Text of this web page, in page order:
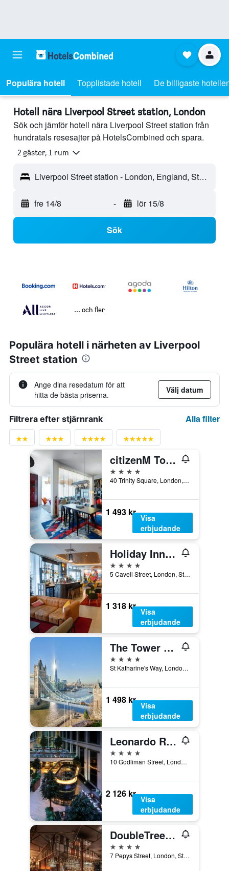
Populära hotell Topplistade hotell De billigaste
Hotell nära Liverpool Street station, London
Sök och jämför hotell nära Liverpool Street station från
hundratals resesajter på HotelsCombined och spara.
2 gäster, 1 rum
Liverpool Street station - London, England, Storbritannien
fre 14/8 - lör 15/8
Sök
... och fler
Populära hotell i närheten av Liverpool
Street station
Ange dina resedatum för att
hitta de bästa priserna.
Välj datum
Filtrera efter stjärnrank Alla filter
citizenM Tower of London
4 stjärnor
40 Trinity Square, London, Storbritannien
1 493 kr
Visa
erbjudande
Holiday Inn London - Whitechapel By IHG
4 stjärnor
5 Cavell Street, London, Storbritannien
1 318 kr
Visa
erbjudande
The Tower Hotel, by Thistle
4 stjärnor
St Katharine's Way, London, Storbritannien
1 498 kr
Visa
erbjudande
Leonardo Royal Hotel London St Pauls
4 stjärnor
10 Godliman Street, London, Storbritannien
2 126 kr
Visa
erbjudande
DoubleTree by Hilton London - Tower of London
4 stjärnor
7 Pepys Street, London, Storbritannien